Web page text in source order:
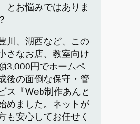
とお悩みではありま
川、湖西など、この
さなお店、教室向け
3,000円でホームペ
後の面倒な保守・管
ス『Web制作あんと
めました。ネットが
も安心してお任せく